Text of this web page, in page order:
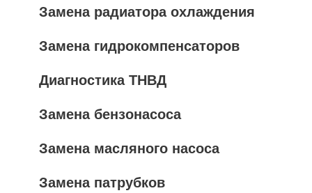
Замена радиатора охлаждения
Замена гидрокомпенсаторов
Диагностика ТНВД
Замена бензонасоса
Замена масляного насоса
Замена патрубков